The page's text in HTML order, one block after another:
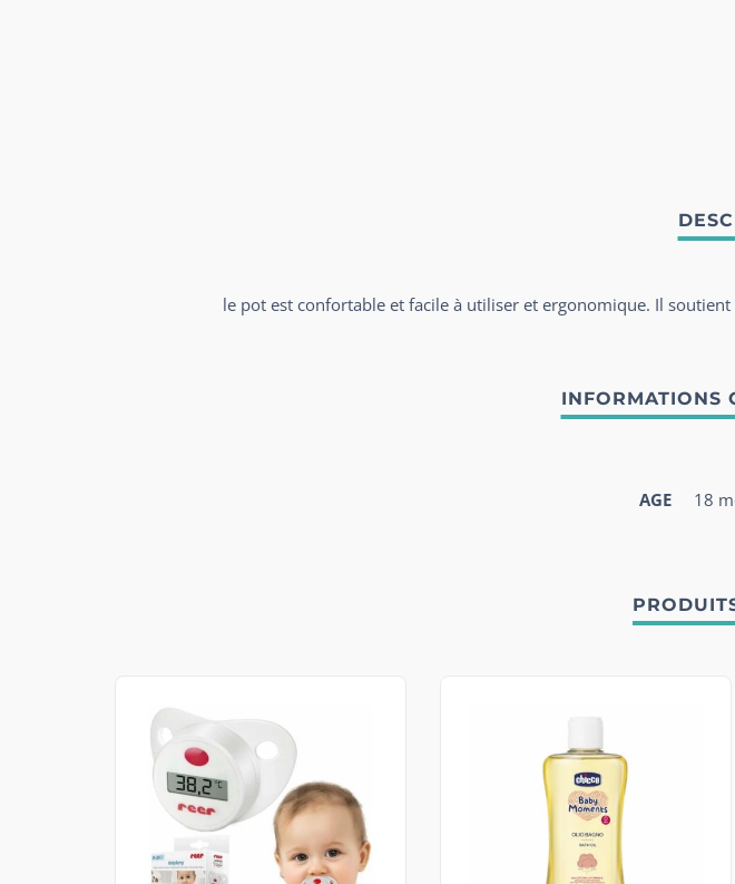
le pot est confortable et facile à utiliser et ergonomique. Il
AGE 18